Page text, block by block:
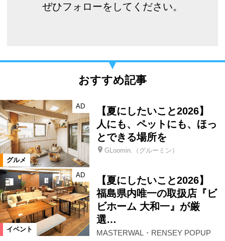
ぜひフォローをしてください。
おすすめ記事
グルメ
AD
【夏にしたいこと2026】
人にも、ペットにも、ほっ
とできる場所を
GLoomin.（グルーミン）
イベント
AD
【夏にしたいこと2026】
福島県内唯一の取扱店『ビ
ビホーム 大和一』が厳
選…
MASTERWAL・RENSEY POPUP